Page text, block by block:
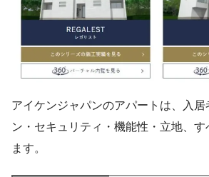
アイケンジャパンのアパートは、入居
ン・セキュリティ・機能性・立地、
ます。